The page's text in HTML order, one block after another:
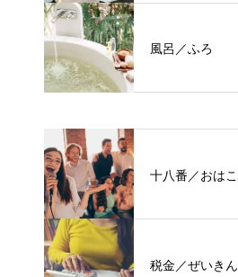
風呂／ふろ
十八番／おは
税金／ぜいきん